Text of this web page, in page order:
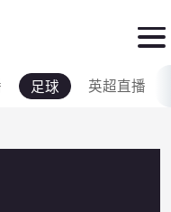
足球 英超直播